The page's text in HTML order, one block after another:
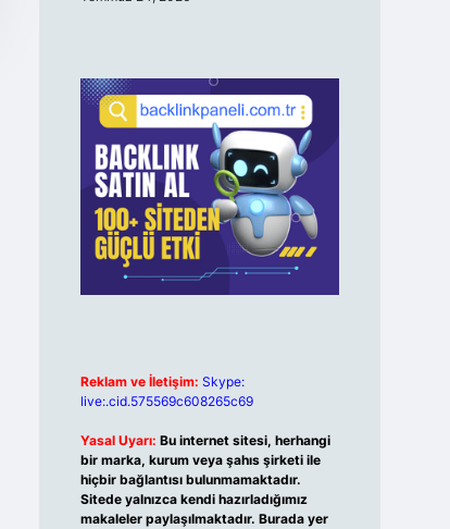
Reklam ve İletişim: Skype:
live:.cid.575569c608265c69
Yasal Uyarı: Bu internet sitesi, herhangi
bir marka, kurum veya şahıs şirketi ile
hiçbir bağlantısı bulunmamaktadır.
Sitede yalnızca kendi hazırladığımız
makaleler paylaşılmaktadır. Burada yer